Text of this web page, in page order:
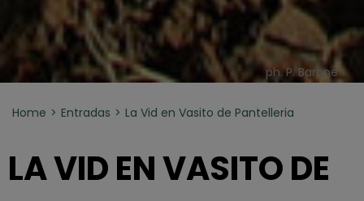
ph. P. Barone
Home Entradas La Vid en Vasito de Pantelleria
LA VID EN VASITO DE